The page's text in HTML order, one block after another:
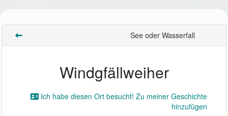
See oder Wasserfall
Windgfällweiher
Ich habe diesen Ort besucht! Zu meiner Geschichte
hinzufügen